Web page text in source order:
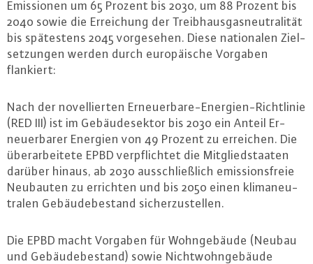
Emis­sio­nen um 65 Prozent bis 2030, um 88 Prozent bis
2040 sowie die Er­rei­chung der Treib­haus­gas­neu­tra­li­tät
bis spä­tes­tens 2045 vor­ge­se­hen. Diese na­tio­na­len Ziel­
set­zun­gen werden durch eu­ro­päi­sche Vorgaben
flankiert:
Nach der no­vel­lier­ten Er­neu­er­ba­re-En­er­gi­en-Richt­li­nie
(RED III) ist im Ge­bäu­de­sek­tor bis 2030 ein Anteil Er­
neu­er­ba­rer Energien von 49 Prozent zu erreichen. Die
über­ar­bei­te­te EPBD ver­pflich­tet die Mit­glied­staa­ten
darüber hinaus, ab 2030 aus­schließ­lich emis­si­ons­freie
Neubauten zu errichten und bis 2050 einen kli­ma­neu­
tra­len Ge­bäu­de­be­stand si­cher­zu­stel­len.
Die EPBD macht Vorgaben für Wohn­ge­bäu­de (Neubau
und Ge­bäu­de­be­stand) sowie Nicht­w­ohn­ge­bäu­de